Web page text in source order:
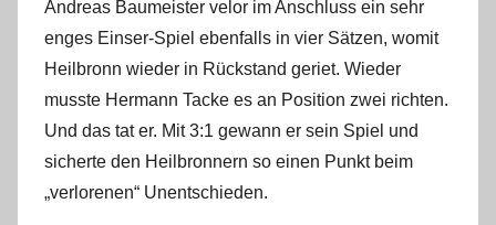
Andreas Baumeister velor im Anschluss ein sehr
enges Einser-Spiel ebenfalls in vier Sätzen, womit
Heilbronn wieder in Rückstand geriet. Wieder
musste Hermann Tacke es an Position zwei richten.
Und das tat er. Mit 3:1 gewann er sein Spiel und
sicherte den Heilbronnern so einen Punkt beim
„verlorenen“ Unentschieden.